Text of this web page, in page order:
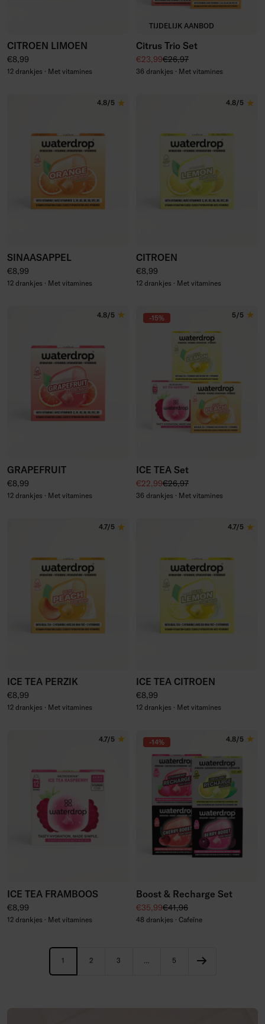
CITROEN LIMOEN
Normale prijs
€8,99
12 drankjes · Met vitamines
TIJDELIJK AANBOD
Citrus Trio Set
Kortingsprijs
€23,99Normale prijs
€26,97
36 drankjes · Met vitamines
4.8/5
SINAASAPPEL
Normale prijs
€8,99
12 drankjes · Met vitamines
4.8/5
CITROEN
Normale prijs
€8,99
12 drankjes · Met vitamines
4.8/5
GRAPEFRUIT
Normale prijs
€8,99
12 drankjes · Met vitamines
-15% 5/5
ICE TEA Set
Kortingsprijs
€22,99Normale prijs
€26,97
36 drankjes · Met vitamines
4.7/5
ICE TEA PERZIK
Normale prijs
€8,99
12 drankjes · Met vitamines
4.7/5
ICE TEA CITROEN
Normale prijs
€8,99
12 drankjes · Met vitamines
4.7/5
ICE TEA FRAMBOOS
Normale prijs
€8,99
12 drankjes · Met vitamines
-14% 4.8/5
Boost & Recharge Set
Kortingsprijs
€35,99Normale prijs
€41,96
48 drankjes · Cafeïne
1 2 3 5